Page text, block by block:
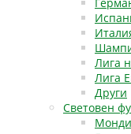
Лига
Лига
Други
Световен